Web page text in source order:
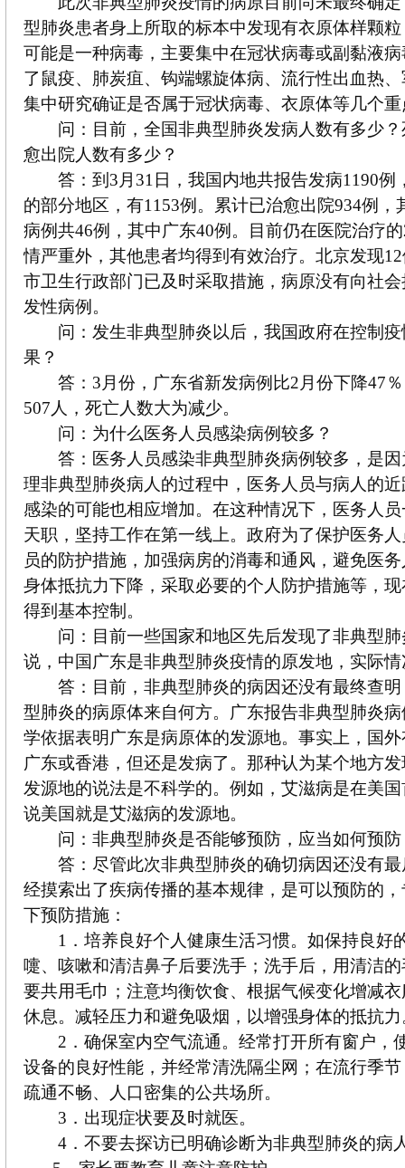
型肺炎患者身上所取的标本中发现有衣原体样颗
可能是一种病毒，主要集中在冠状病毒或副黏液
了鼠疫、肺炭疽、钩端螺旋体病、流行性出血热
集中研究确证是否属于冠状病毒、衣原体等几个
问：目前，全国非典型肺炎发病人数有多少？
愈出院人数有多少？
答：到3月31日，我国内地共报告发病1190例
的部分地区，有1153例。累计已治愈出院934例，
病例共46例，其中广东40例。目前仍在医院治疗
情严重外，其他患者均得到有效治疗。北京发现
市卫生行政部门已及时采取措施，病原没有向社
发性病例。
问：发生非典型肺炎以后，我国政府在控制疫
果？
答：3月份，广东省新发病例比2月份下降47％
507人，死亡人数大为减少。
问：为什么医务人员感染病例较多？
答：医务人员感染非典型肺炎病例较多，是因
理非典型肺炎病人的过程中，医务人员与病人的
感染的可能也相应增加。在这种情况下，医务人
天职，坚持工作在第一线上。政府为了保护医务
员的防护措施，加强病房的消毒和通风，避免医
身体抵抗力下降，采取必要的个人防护措施等，
得到基本控制。
问：目前一些国家和地区先后发现了非典型肺
说，中国广东是非典型肺炎疫情的原发地，实际
答：目前，非典型肺炎的病因还没有最终查明
型肺炎的病原体来自何方。广东报告非典型肺炎
学依据表明广东是病原体的发源地。事实上，国
广东或香港，但还是发病了。那种认为某个地方
发源地的说法是不科学的。例如，艾滋病是在美
说美国就是艾滋病的发源地。
问：非典型肺炎是否能够预防，应当如何预防
答：尽管此次非典型肺炎的确切病因还没有最
经摸索出了疾病传播的基本规律，是可以预防的
下预防措施：
1．培养良好个人健康生活习惯。如保持良好
嚏、咳嗽和清洁鼻子后要洗手；洗手后，用清洁
要共用毛巾；注意均衡饮食、根据气候变化增减
休息。减轻压力和避免吸烟，以增强身体的抵抗力
2．确保室内空气流通。经常打开所有窗户，
设备的良好性能，并经常清洗隔尘网；在流行季
疏通不畅、人口密集的公共场所。
3．出现症状要及时就医。
4．不要去探访已明确诊断为非典型肺炎的病